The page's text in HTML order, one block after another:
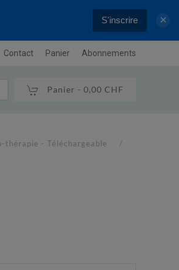
S'inscrire ✕
Contact Panier Abonnements
Panier - 0,00 CHF
thérapie - Téléchargeable